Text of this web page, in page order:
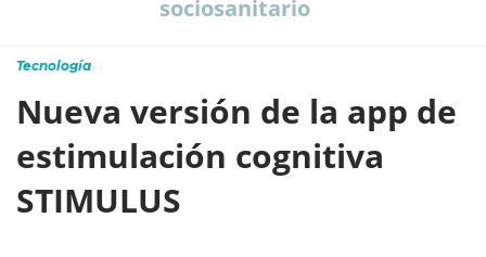
sociosanitario
Tecnología
Nueva versión de la app de
estimulación cognitiva
STIMULUS